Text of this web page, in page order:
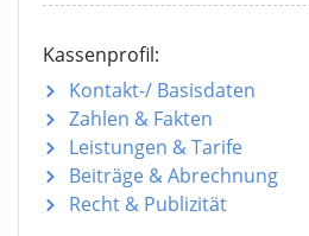
Kassenprofil:
Kontakt-/ Basisdaten
Zahlen & Fakten
Leistungen & Tarife
Beiträge & Abrechnung
Recht & Publizität